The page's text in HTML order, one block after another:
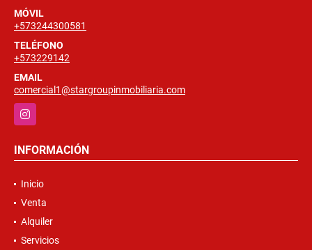
MÓVIL
+573244300581
TELÉFONO
+573229142
EMAIL
comercial1@stargroupinmobiliaria.com
Instagram
INFORMACIÓN
Inicio
Venta
Alquiler
Servicios